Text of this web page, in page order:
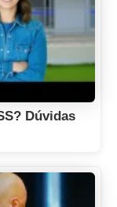
Dúvidas